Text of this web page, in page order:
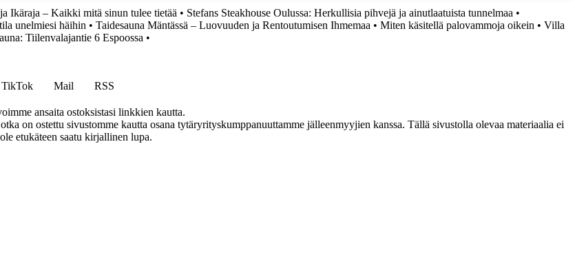
Ikäraja – Kaikki mitä sinun tulee tietää • Stefans Steakhouse Oulussa: Herkullisia pihvejä ja ainutlaatuista tunnelmaa •
unelmiesi häihin • Taidesauna Mäntässä – Luovuuden ja Rentoutumisen Ihmemaa • Miten käsitellä palovammoja oikein • Villa
Tiilenvalajantie 6 Espoossa •
TikTok Mail
RSS
ansaita ostoksistasi linkkien kautta.
on ostettu sivustomme kautta osana tytäryrityskumppanuuttamme jälleenmyyjien kanssa. Tällä sivustolla olevaa materiaalia ei
etukäteen saatu kirjallinen lupa.